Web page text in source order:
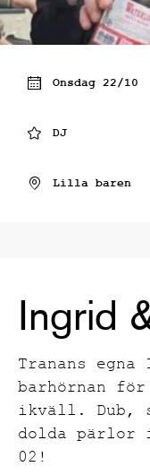
Ingrid
Tranans
barhörnan
ikväll. Dub,
dolda
02!
Onsdag 22/10
DJ
Lilla baren